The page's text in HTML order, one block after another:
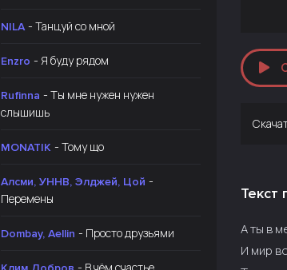
NILA - Танцуй со мной
Enzro - Я буду рядом
Rufinna - Ты мне нужен нужен
слышишь
MONATIK - Тому що
Алсми, УННВ, Элджей, Цой -
Перемены
Dombay, Aellin - Просто друзьями
Текст
А ты в
И мир